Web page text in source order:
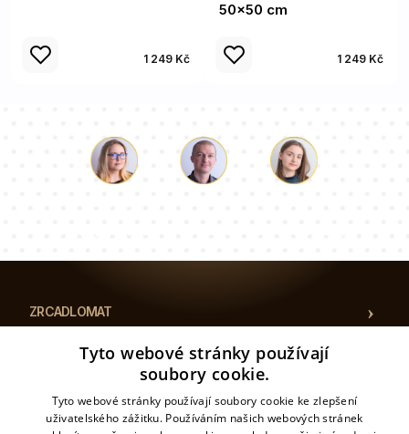
1 249 Kč
50x50 cm
1 249 Kč
ZRCADLOMAT
UMÍSTĚNÍ
KATEGORIE
Tyto webové stránky používají
soubory cookie.
Tyto webové stránky používají soubory cookie ke zlepšení
uživatelského zážitku. Používáním našich webových stránek